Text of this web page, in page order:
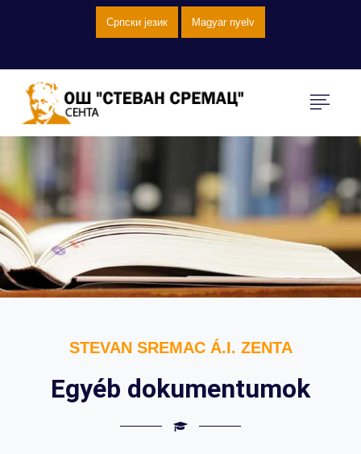
Српски језик Magyar nyelv
STEVAN SREMAC Á.I. ZENTA
Egyéb dokumentumok